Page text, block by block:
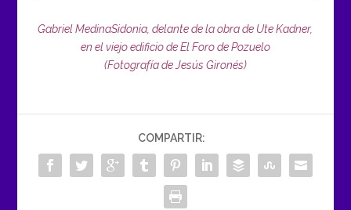
Gabriel MedinaSidonia, delante de la obra de Ute Kadner,
en el viejo edificio de El Foro de Pozuelo
(Fotografía de Jesús Gironés)
COMPARTIR: